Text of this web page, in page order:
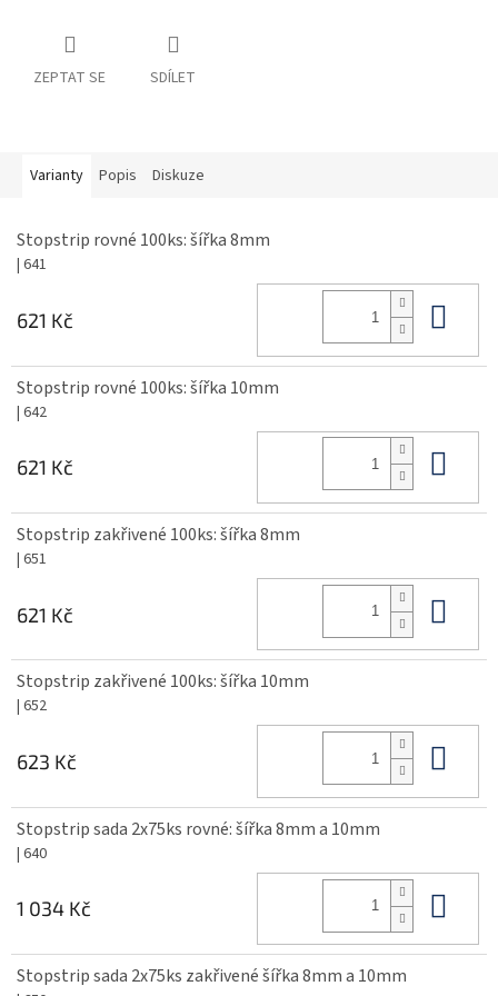
ZEPTAT SE SDÍLET
Varianty Popis Diskuze
Stopstrip rovné 100ks: šířka 8mm
| 641
621 Kč
Stopstrip rovné 100ks: šířka 10mm
| 642
621 Kč
Stopstrip zakřivené 100ks: šířka 8mm
| 651
621 Kč
Stopstrip zakřivené 100ks: šířka 10mm
| 652
623 Kč
Stopstrip sada 2x75ks rovné: šířka 8mm a 10mm
| 640
1 034 Kč
Stopstrip sada 2x75ks zakřivené šířka 8mm a 10mm